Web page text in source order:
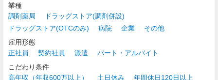
業種
調剤薬局
ドラッグストア(調剤併設)
ドラッグストア(OTCのみ)
病院 企業
その他
雇用形態
正社員
契約社員 派遣
パート・アルバイト
こだわり条件
高年収（年収600万以上）
土日休み 年間休日120日以上